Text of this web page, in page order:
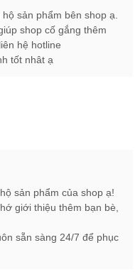
Galaxy A
tiếp tục duy trì ngôn
Galaxy A 2025.
sản phẩm bên shop ạ.
shop cố gắng thêm
hệ hotline
tốt nhât ạ
sản phẩm của shop ạ!
giới thiệu thêm bạn bè,
sẵn sàng 24/7 để phục